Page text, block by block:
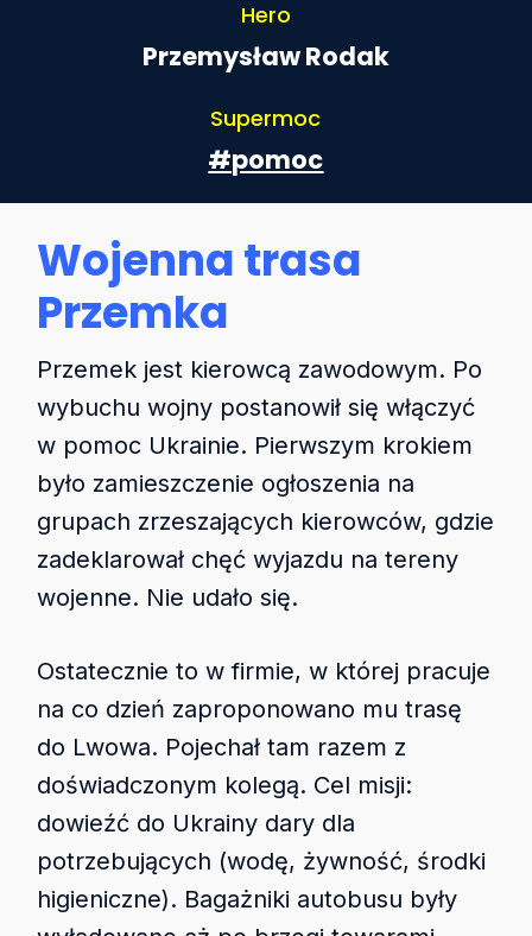
Hero
Przemysław Rodak
Supermoc
#pomoc
Wojenna trasa
Przemka
Przemek jest kierowcą zawodowym. Po
wybuchu wojny postanowił się włączyć
w pomoc Ukrainie. Pierwszym krokiem
było zamieszczenie ogłoszenia na
grupach zrzeszających kierowców, gdzie
zadeklarował chęć wyjazdu na tereny
wojenne. Nie udało się.
Ostatecznie to w firmie, w której pracuje
na co dzień zaproponowano mu trasę
do Lwowa. Pojechał tam razem z
doświadczonym kolegą. Cel misji:
dowieźć do Ukrainy dary dla
potrzebujących (wodę, żywność, środki
higieniczne). Bagażniki autobusu były